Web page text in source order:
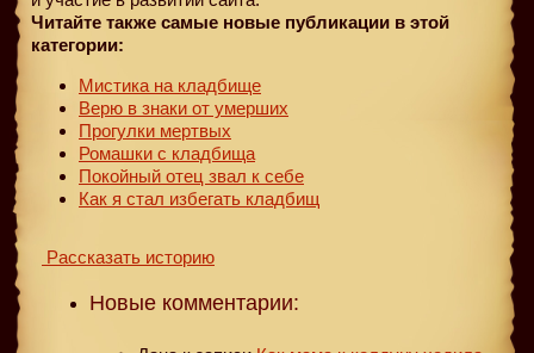
Читайте также самые новые публикации в этой
категории:
Мистика на кладбище
Верю в знаки от умерших
Прогулки мертвых
Ромашки с кладбища
Покойный отец звал к себе
Как я стал избегать кладбищ
Рассказать историю
Новые комментарии: